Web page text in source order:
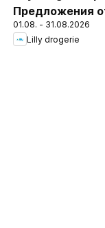
Предложения
Дрогерие
01.08. - 31.08.2026
Lilly drogerie